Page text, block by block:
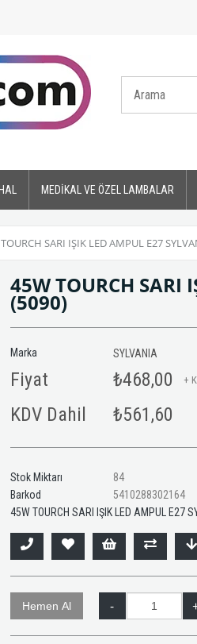
MEDİKAL VE ÖZEL LAMBALAR
SARI IŞIK LED AMPUL E27
45W TOURCH SARI
(5090)
Marka SYLVANIA
Fiyat ₺468,00 +
KDV Dahil ₺561,60
Stok Miktarı
84
Barkod
5410288302164
45W TOURCH SARI IŞIK LED AMPUL E27